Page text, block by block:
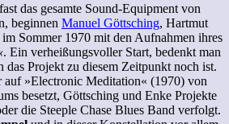
das gesamte Sound-Equipment von
beginnen Manuel Göttsching, Hartmut
im Sommer 1970 mit den Aufnahmen ihres
. Ein verheißungsvoller Start, bedenkt man
Projekt zu diesem Zeitpunkt noch ist.
auf »Electronic Meditation« (1970) von
besetzt, Göttsching und Enke Projekte
die Steeple Chase Blues Band verfolgt.